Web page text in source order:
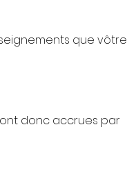
que vôtre
donc accrues par